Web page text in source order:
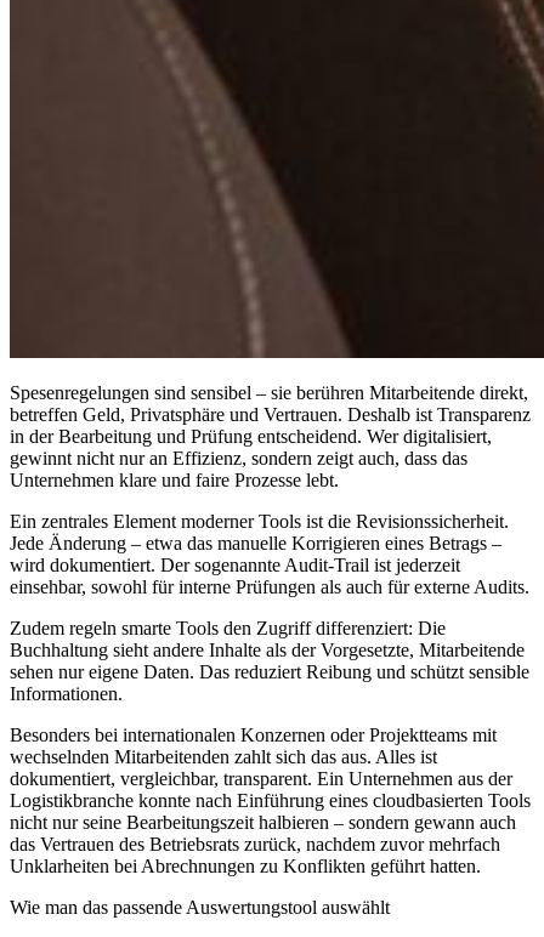
Spesenregelungen sind sensibel – sie berühren Mitarbeitende direkt,
betreffen Geld, Privatsphäre und Vertrauen. Deshalb ist Transparenz
in der Bearbeitung und Prüfung entscheidend. Wer digitalisiert,
gewinnt nicht nur an Effizienz, sondern zeigt auch, dass das
Unternehmen klare und faire Prozesse lebt.
Ein zentrales Element moderner Tools ist die Revisionssicherheit.
Jede Änderung – etwa das manuelle Korrigieren eines Betrags –
wird dokumentiert. Der sogenannte Audit-Trail ist jederzeit
einsehbar, sowohl für interne Prüfungen als auch für externe Audits.
Zudem regeln smarte Tools den Zugriff differenziert: Die
Buchhaltung sieht andere Inhalte als der Vorgesetzte, Mitarbeitende
sehen nur eigene Daten. Das reduziert Reibung und schützt sensible
Informationen.
Besonders bei internationalen Konzernen oder Projektteams mit
wechselnden Mitarbeitenden zahlt sich das aus. Alles ist
dokumentiert, vergleichbar, transparent. Ein Unternehmen aus der
Logistikbranche konnte nach Einführung eines cloudbasierten Tools
nicht nur seine Bearbeitungszeit halbieren – sondern gewann auch
das Vertrauen des Betriebsrats zurück, nachdem zuvor mehrfach
Unklarheiten bei Abrechnungen zu Konflikten geführt hatten.
Wie man das passende Auswertungstool auswählt